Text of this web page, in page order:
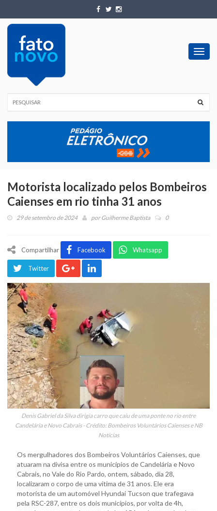
Motorista localizado pelos Bombeiros
Caienses em rio tinha 31 anos
29 de setembro de 2024 porGuilherme Baptista 0
Compartilhar Facebook Whatsapp
Twitter
Denis Gabriel da Silva dirigia carro que caiu de uma ponte no rio entre
Candelária e Novo Cabrais - Crédito: Bombeiros Voluntários Caienses e NB
Notícias
Os mergulhadores dos Bombeiros Voluntários Caienses, que
atuaram na divisa entre os municípios de Candelária e Novo
Cabrais, no Vale do Rio Pardo, ontem, sábado, dia 28,
localizaram o corpo de uma vítima de 31 anos. Ele era
motorista de um automóvel Hyundai Tucson que trafegava
pela RSC-287, entre os dois municípios, por volta de 4h,